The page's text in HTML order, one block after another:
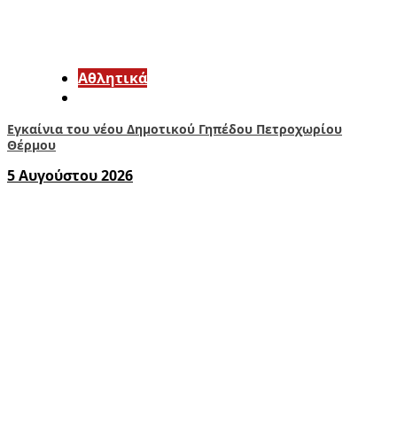
Αθλητικά
Εγκαίνια του νέου Δημοτικού Γηπέδου Πετροχωρίου
Θέρμου
5 Αυγούστου 2026